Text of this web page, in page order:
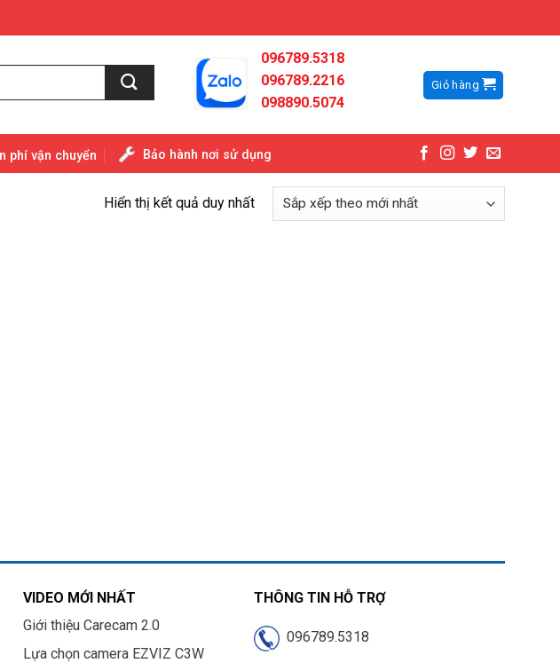
096789.5318
096789.2216
098890.5074
Giỏ hàng
phí vận chuyển Bảo hành nơi sử dụng
Hiển thị kết quả duy nhất
VIDEO MỚI NHẤT
Giới thiệu Carecam 2.0
Lựa chọn camera EZVIZ C3W
THÔNG TIN HỖ TRỢ
096789.5318